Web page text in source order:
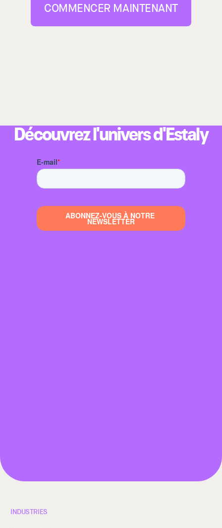
COMMENCER MAINTENANT
Découvrez l'univers d'Estaly
INDUSTRIES